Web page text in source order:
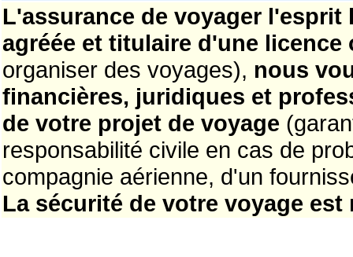
L'assurance de voyager l'esprit
agréée et titulaire d'une
organiser des voyages), nous
financières, juridiques et
de votre projet de voyage
responsabilité civile en cas de
compagnie aérienne, d'un
La sécurité de votre voyage